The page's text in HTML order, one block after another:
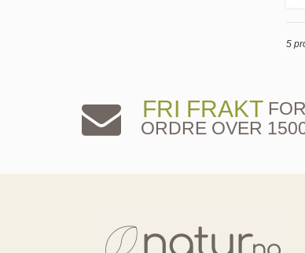
5
FRI FRAKT FOR
ORDRE OVER